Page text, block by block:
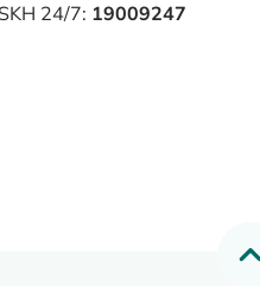
24/7: 19009247